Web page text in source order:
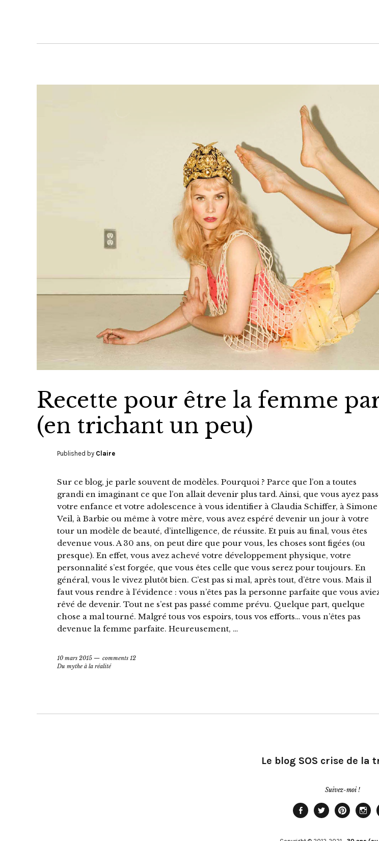
Recette pour être la femme
(en trichant un peu)
Published by Claire
Sur ce blog, je parle souvent de modèles. Pourquoi ? Parce que l’on a toutes
grandi en imaginant ce que l’on allait devenir plus tard. Ainsi, que vous ayez
votre enfance et votre adolescence à vous identifier à Claudia Schiffer, à Simone
Veil, à Barbie ou même à votre mère, vous avez espéré devenir un jour à votre
tour un modèle de beauté, d’intelligence, de réussite. Et puis au final, vous êtes
devenue vous. A 30 ans, on peut dire que pour vous, les choses sont figées (ou
presque). En effet, vous avez achevé votre développement physique, votre
personnalité s’est forgée, que vous êtes celle que vous serez pour toujours. En
général, vous le vivez plutôt bien. C’est pas si mal, après tout, d’être vous. Mais il
faut vous rendre à l’évidence : vous n’êtes pas la personne parfaite que vous
rêvé de devenir. Tout ne s’est pas passé comme prévu. Quelque part, quelque
chose a mal tourné. Malgré tous vos espoirs, tous vos efforts… vous n’êtes pas
devenue la femme parfaite. Heureusement, …
10 mars 2015
comments 12
Du mythe à la réalité
Le blog SOS crise de la
Suivez-moi !